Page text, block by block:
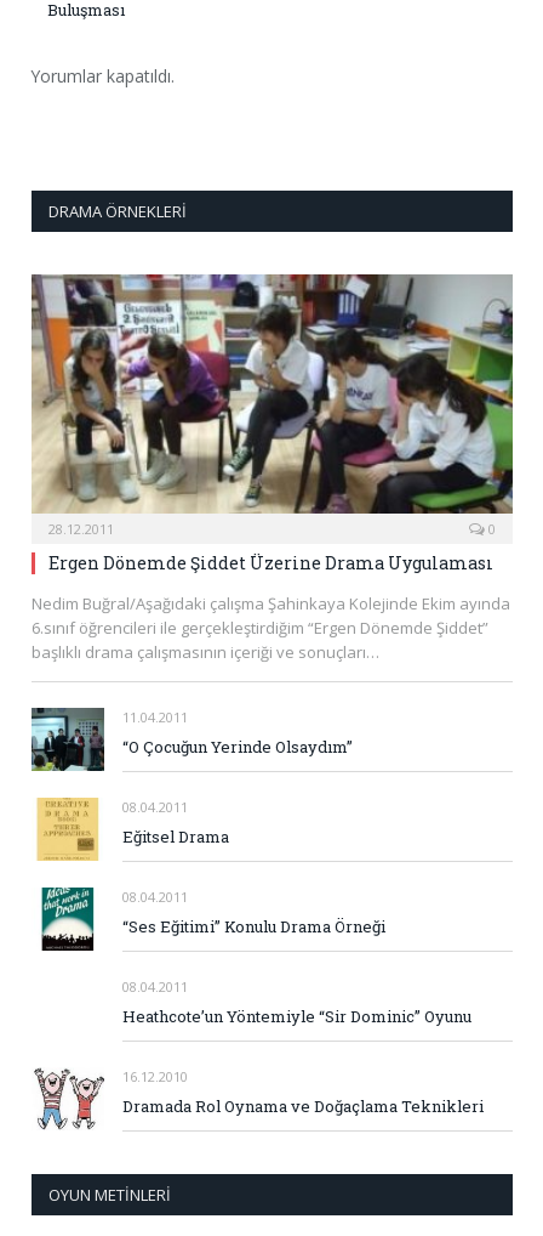
Buluşması
Yorumlar kapatıldı.
DRAMA ÖRNEKLERI
28.12.2011 0
Ergen Dönemde Şiddet Üzerine Drama Uygulaması
Nedim Buğral/Aşağıdaki çalışma Şahinkaya Kolejinde Ekim ayında
6.sınıf öğrencileri ile gerçekleştirdiğim “Ergen Dönemde Şiddet”
başlıklı drama çalışmasının içeriği ve sonuçları…
11.04.2011
“O Çocuğun Yerinde Olsaydım”
08.04.2011
Eğitsel Drama
08.04.2011
“Ses Eğitimi” Konulu Drama Örneği
08.04.2011
Heathcote’un Yöntemiyle “Sir Dominic” Oyunu
16.12.2010
Dramada Rol Oynama ve Doğaçlama Teknikleri
OYUN METINLERI